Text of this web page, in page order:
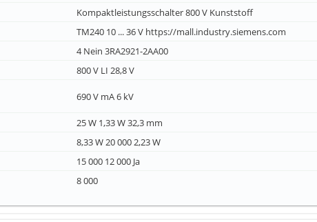
Kompaktleistungsschalter 800 V Kunststoff
TM240 10 ... 36 V https://mall.industry.siemens.com
4 Nein 3RA2921-2AA00
800 V LI 28,8 V
690 V mA 6 kV
25 W 1,33 W 32,3 mm
8,33 W 20 000 2,23 W
15 000 12 000 Ja
8 000